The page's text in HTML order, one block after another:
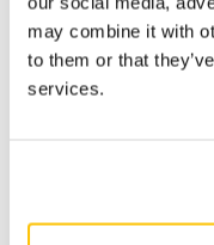
may combine it with
to them or that
services.